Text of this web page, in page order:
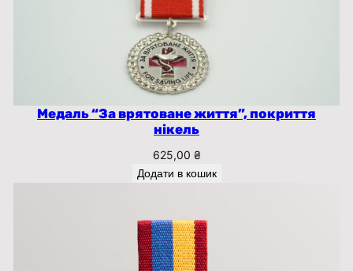
Медаль “За врятоване життя”, покриття
нікель
625,00 ₴
Додати в кошик